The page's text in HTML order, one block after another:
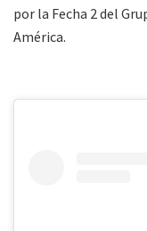
por la Fecha 2 del
América.